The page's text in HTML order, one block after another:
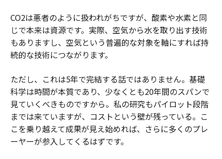
CO2は悪者のように扱われがちですが、酸素や水素と同
じで本来は資源です。実際、空気から水を取り出す技術
もありますし、空気という普遍的な対象を軸にすれば持
続的な技術につながります。
ただし、これは5年で完結する話ではありません。基礎
科学は時間が本質であり、少なくとも20年間のスパンで
見ていくべきものですから。私の研究もパイロット段階
までは来ていますが、コストという壁が残っている。こ
こを乗り越えて成果が見え始めれば、さらに多くのプレ
ーヤーが参入してくるはずです。